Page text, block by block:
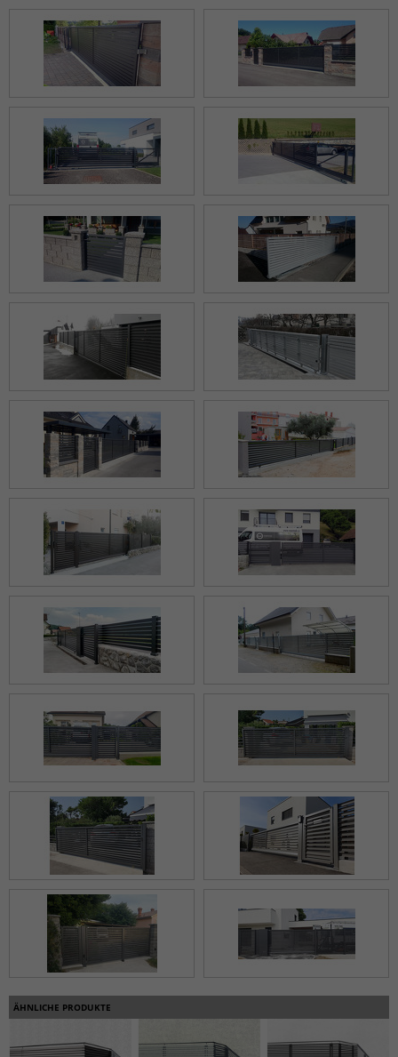
ÄHNLICHE PRODUKTE